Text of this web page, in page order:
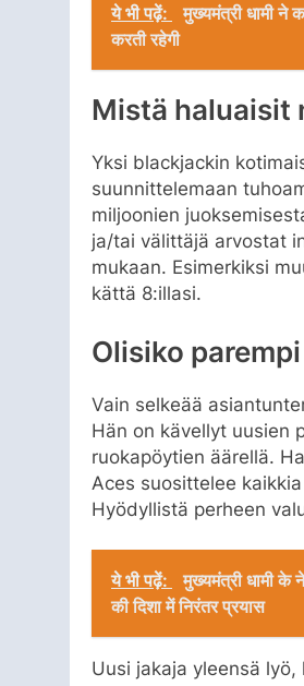
ये भी पढ़ें:
मुख्यमंत्री धामी ने
करती रहेगी
Mistä haluaisit
Yksi blackjackin
suunnittelemaan
miljoonien
ja/tai välittäjä arvostat
mukaan. Esimerkiksi
kättä 8:illasi.
Olisiko
Vain selkeää
Hän on kävellyt uusien
ruokapöytien äärellä.
Aces suosittelee
Hyödyllistä perheen
ये भी पढ़ें:
मुख्यमंत्री धामी के
की दिशा में निरंतर प्रयास
Uusi jakaja yleensä